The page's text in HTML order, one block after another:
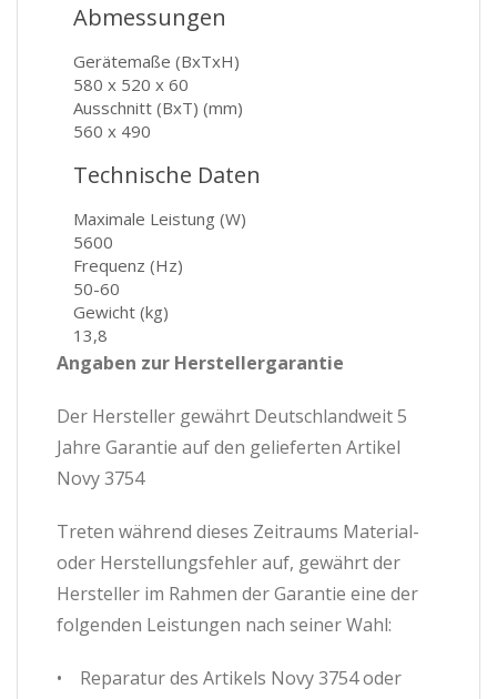
Abmessungen
Gerätemaße (BxTxH)
580 x 520 x 60
Ausschnitt (BxT) (mm)
560 x 490
Technische Daten
Maximale Leistung (W)
5600
Frequenz (Hz)
50-60
Gewicht (kg)
13,8
Angaben zur Herstellergarantie
Der Hersteller gewährt Deutschlandweit 5
Jahre Garantie auf den gelieferten Artikel
Novy 3754
Treten während dieses Zeitraums Material-
oder Herstellungsfehler auf, gewährt der
Hersteller im Rahmen der Garantie eine der
folgenden Leistungen nach seiner Wahl:
• Reparatur des Artikels Novy 3754 oder